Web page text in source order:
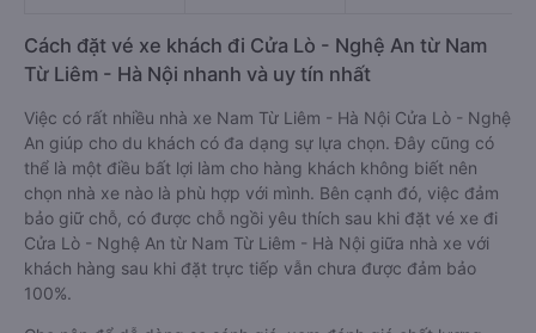
Cách đặt vé xe khách đi Cửa Lò - Nghệ An từ Nam
Từ Liêm - Hà Nội nhanh và uy tín nhất
Việc có rất nhiều nhà xe Nam Từ Liêm - Hà Nội Cửa Lò - Nghệ
An giúp cho du khách có đa dạng sự lựa chọn. Đây cũng có
thể là một điều bất lợi làm cho hàng khách không biết nên
chọn nhà xe nào là phù hợp với mình. Bên cạnh đó, việc đảm
bảo giữ chỗ, có được chỗ ngồi yêu thích sau khi đặt vé xe đi
Cửa Lò - Nghệ An từ Nam Từ Liêm - Hà Nội giữa nhà xe với
khách hàng sau khi đặt trực tiếp vẫn chưa được đảm bảo
100%.